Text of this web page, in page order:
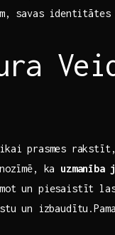
identitātes
prasmes
ka uzmanība⁤
un piesaistīt
un